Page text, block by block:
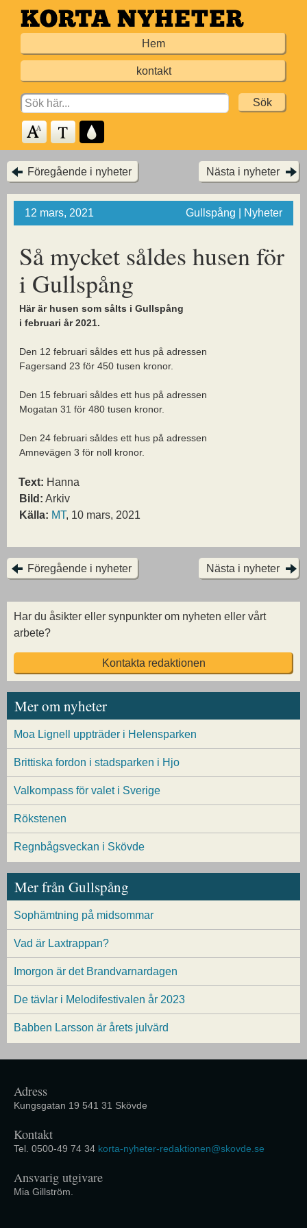
Hoppa
till
Hem
kontakt
Search
for:
Föregående i nyheter Nästa i nyheter
12 mars, 2021 Gullspång | Nyheter
Så mycket såldes husen för
i Gullspång
Här är husen som sålts i Gullspång
i februari år 2021.
Den 12 februari såldes ett hus på adressen
Fagersand 23 för 450 tusen kronor.
Den 15 februari såldes ett hus på adressen
Mogatan 31 för 480 tusen kronor.
Den 24 februari såldes ett hus på adressen
Amnevägen 3 för noll kronor.
Text: Hanna
Bild: Arkiv
Källa: MT, 10 mars, 2021
Föregående i nyheter Nästa i nyheter
Har du åsikter eller synpunkter om nyheten eller vårt
arbete?
Kontakta redaktionen
Mer om nyheter
Moa Lignell uppträder i Helensparken
Brittiska fordon i stadsparken i Hjo
Valkompass för valet i Sverige
Rökstenen
Regnbågsveckan i Skövde
Mer från Gullspång
Sophämtning på midsommar
Vad är Laxtrappan?
Imorgon är det Brandvarnardagen
De tävlar i Melodifestivalen år 2023
Babben Larsson är årets julvärd
Adress
Kungsgatan 19 541 31 Skövde
Kontakt
Tel. 0500-49 74 34 korta-nyheter-redaktionen@skovde.se
Ansvarig utgivare
Mia Gillström.